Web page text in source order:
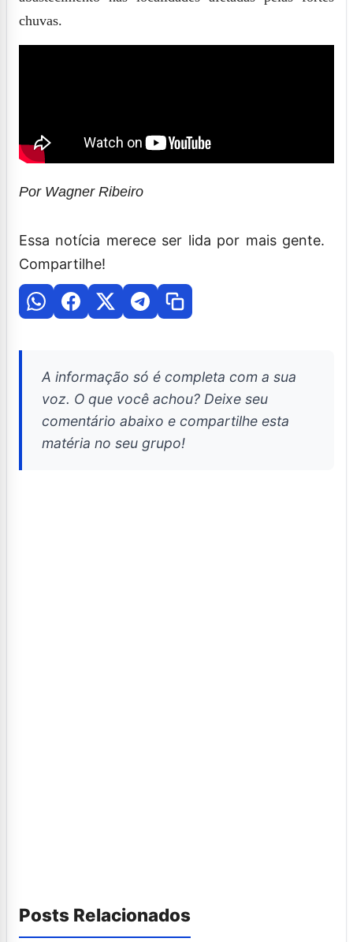
chuvas.
Por Wagner Ribeiro
Essa notícia merece ser lida por mais gente.
Compartilhe!
A informação só é completa com a sua
voz. O que você achou? Deixe seu
comentário abaixo e compartilhe esta
matéria no seu grupo!
Posts Relacionados